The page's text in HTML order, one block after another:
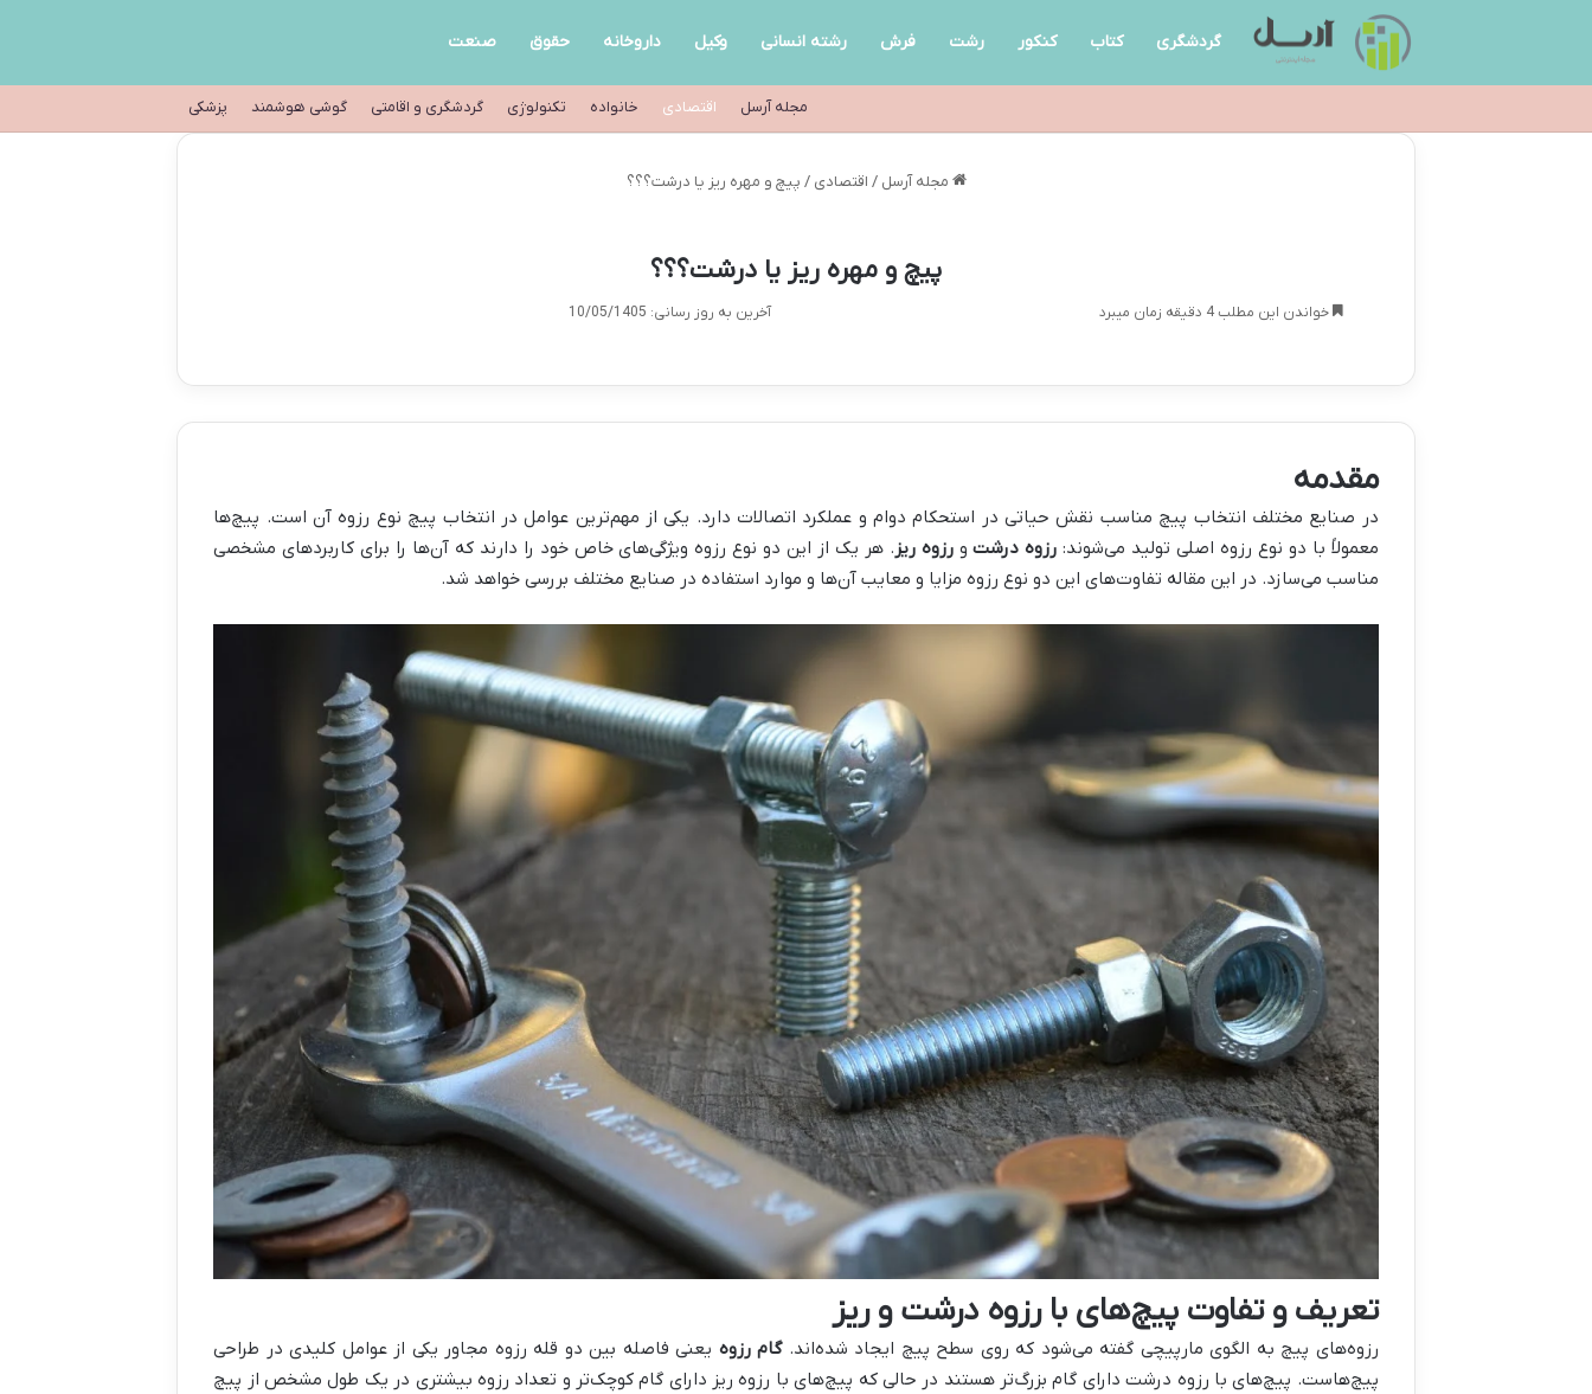
گردشگری کتاب کنکور رشت فرش رشته انسانی وکیل داروخانه حقوق صنعت
مجله آرسل اقتصادی خانواده تکنولوژی گردشگری و اقامتی گوشی هوشمند پزشکی
مجله آرسل / اقتصادی / پیچ و مهره ریز یا درشت؟؟؟
پیچ و مهره ریز یا درشت؟؟؟
آخرین به روز رسانی: 10/05/1405 خواندن این مطلب 4 دقیقه زمان میبرد
مقدمه
در صنایع مختلف انتخاب پیچ مناسب نقش حیاتی در استحکام دوام و عملکرد اتصالات دارد. یکی از مهم‌ترین عوامل در انتخاب پیچ نوع رزوه آن است. پیچ‌ها
معمولاً با دو نوع رزوه اصلی تولید می‌شوند: رزوه درشتورزوه ریز . هر یک از این دو نوع رزوه ویژگی‌های خاص خود را دارند که آن‌ها را برای کاربردهای مشخصی
مناسب می‌سازد. در این مقاله تفاوت‌های این دو نوع رزوه مزایا و معایب آن‌ها و موارد استفاده در صنایع مختلف بررسی خواهد شد.
تعریف و تفاوت پیچ‌های با رزوه درشت و ریز
رزوه‌های پیچ به الگوی مارپیچی گفته می‌شود که روی سطح پیچ ایجاد شده‌اند.گام رزوه یعنی فاصله بین دو قله رزوه مجاور یکی از عوامل کلیدی در طراحی
پیچ‌هاست. پیچ‌های با رزوه درشت دارای گام بزرگ‌تر هستند در حالی که پیچ‌های با رزوه ریز دارای گام کوچک‌تر و تعداد رزوه بیشتری در یک طول مشخص از پیچ